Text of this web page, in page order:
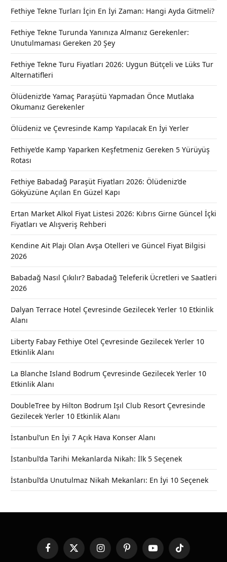
Fethiye Tekne Turları İçin En İyi Zaman: Hangi Ayda Gitmeli?
Fethiye Tekne Turunda Yanınıza Almanız Gerekenler:
Unutulmaması Gereken 20 Şey
Fethiye Tekne Turu Fiyatları 2026: Uygun Bütçeli ve Lüks Tur
Alternatifleri
Ölüdeniz’de Yamaç Paraşütü Yapmadan Önce Mutlaka
Okumanız Gerekenler
Ölüdeniz ve Çevresinde Kamp Yapılacak En İyi Yerler
Fethiye’de Kamp Yaparken Keşfetmeniz Gereken 5 Yürüyüş
Rotası
Fethiye Babadağ Paraşüt Fiyatları 2026: Ölüdeniz’de
Gökyüzüne Açılan En Güzel Kapı
Ertan Market Alkol Fiyat Listesi 2026: Kıbrıs Girne Güncel İçki
Fiyatları ve Alışveriş Rehberi
Kendine Ait Plajı Olan Avşa Otelleri ve Güncel Fiyat Bilgisi
2026
Babadağ Nasıl Çıkılır? Babadağ Teleferik Ücretleri ve Saatleri
2026
Dalyan Terrace Hotel Çevresinde Gezilecek Yerler 10 Etkinlik
Alanı
Liberty Fabay Fethiye Otel Çevresinde Gezilecek Yerler 10
Etkinlik Alanı
La Blanche Island Bodrum Çevresinde Gezilecek Yerler 10
Etkinlik Alanı
DoubleTree by Hilton Bodrum Işıl Club Resort Çevresinde
Gezilecek Yerler 10 Etkinlik Alanı
İstanbul’un En İyi 7 Açık Hava Konser Alanı
İstanbul’da Tarihi Mekanlarda Nikah: İlk 5 Seçenek
İstanbul’da Unutulmaz Nikah Mekanları: En İyi 10 Seçenek
FacebookX
InstagramPinterestYouTubeTikTok